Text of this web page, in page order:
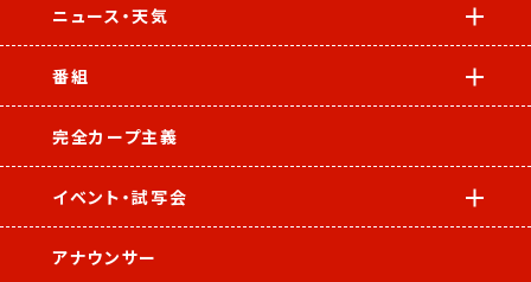
ニュース・天気
番組
完全カープ主義
イベント・試写会
アナウンサー